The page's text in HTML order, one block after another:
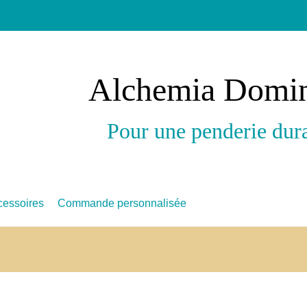
Alchemia
Pour une penderie
Commande personnalisée